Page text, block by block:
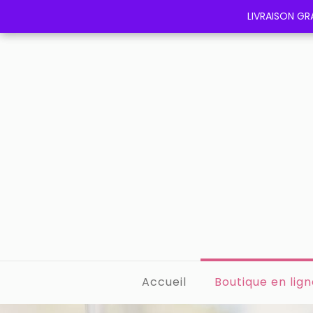
Accueil Boutique en
LIVRAISON
LIVRAISON